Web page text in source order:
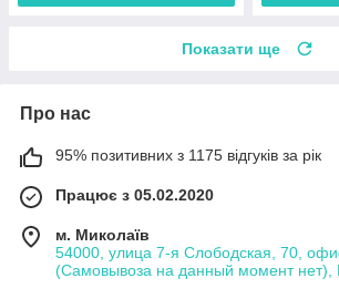
Показати ще
Про нас
95% позитивних з 1175 відгуків за рік
Працює з 05.02.2020
м. Миколаїв
54000, улица 7-я Слободская, 70,
(Самовывоза на данный момент нет),